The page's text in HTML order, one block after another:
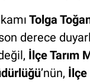
Tolga
derece
İlçe Tarım
’nün, İlçe